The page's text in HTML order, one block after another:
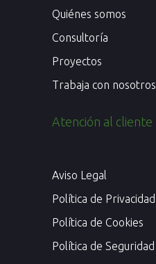
Quiénes somos
Consultoría
Proyectos
Trabaja con nosotros
Atención al cliente
Aviso Legal
Política de Privacidad
Política de Cookies
Política de Seguridad